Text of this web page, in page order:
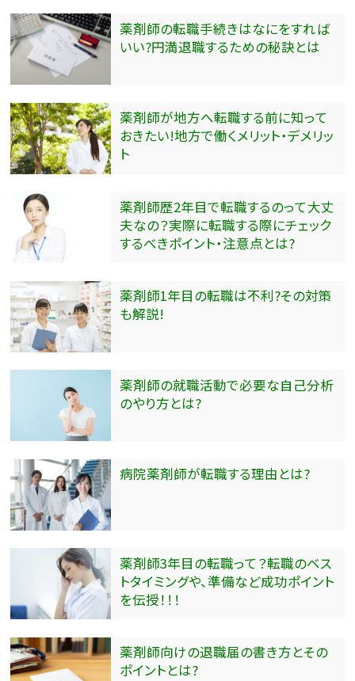
薬剤師の転職手続きはなにをすれば
いい?円満退職するための秘訣とは
薬剤師が地方へ転職する前に知って
おきたい!地方で働くメリット・デメリッ
ト
薬剤師歴2年目で転職するのって大丈
夫なの？実際に転職する際にチェック
するべきポイント・注意点とは?
薬剤師1年目の転職は不利?その対策
も解説!
薬剤師の就職活動で必要な自己分析
のやり方とは?
病院薬剤師が転職する理由とは?
薬剤師3年目の転職って？転職のベス
トタイミングや、準備など成功ポイント
を伝授！！！
薬剤師向けの退職届の書き方とその
ポイントとは?